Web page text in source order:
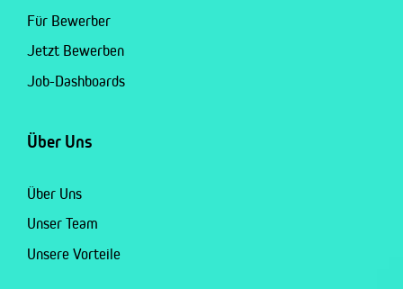
Für Bewerber
Jetzt Bewerben
Job-Dashboards
Über Uns
Über Uns
Unser Team
Unsere Vorteile